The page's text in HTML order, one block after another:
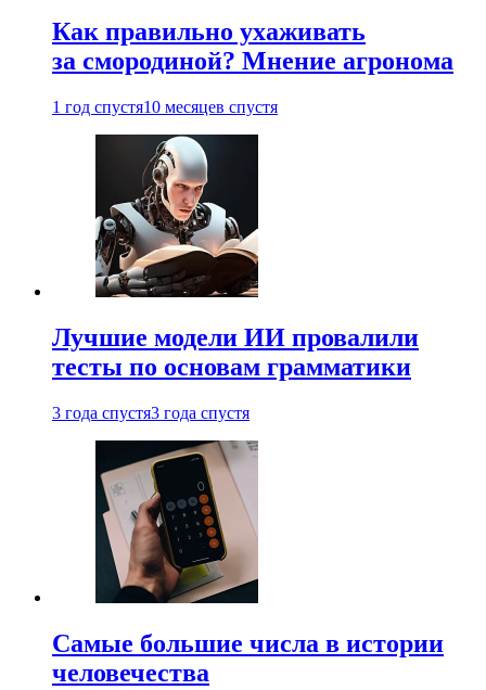
Как правильно ухаживать
за смородиной? Мнение агронома
1 год спустя10 месяцев спустя
Лучшие модели ИИ провалили
тесты по основам грамматики
3 года спустя3 года спустя
Самые большие числа в истории
человечества